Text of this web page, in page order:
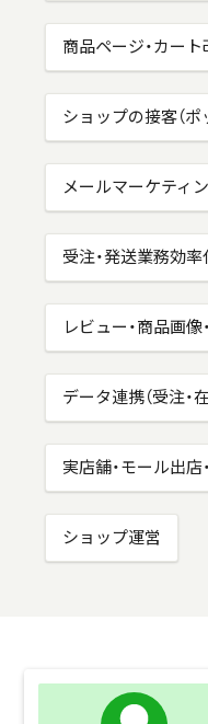
商品ページ・カート
ショップの接客（ポ
メールマーケティ
受注・発送業務効率
レビュー・商品画像
データ連携（受注・
実店舗・モール出店
ショップ運営